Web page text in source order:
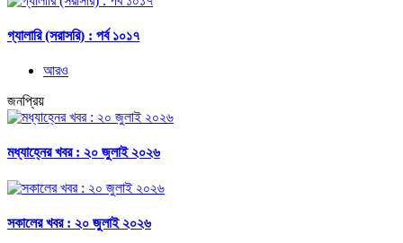
গ্যালারি (সরাসরি) : পর্ব ১০১৭
আরও
জনপ্রিয়
মধ্যাহ্নের খবর : ২০ জুলাই ২০২৬
সকালের খবর : ২০ জুলাই ২০২৬